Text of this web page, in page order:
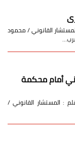
القانوني / محمود
أمام محكمة
: المستشار القانوني /